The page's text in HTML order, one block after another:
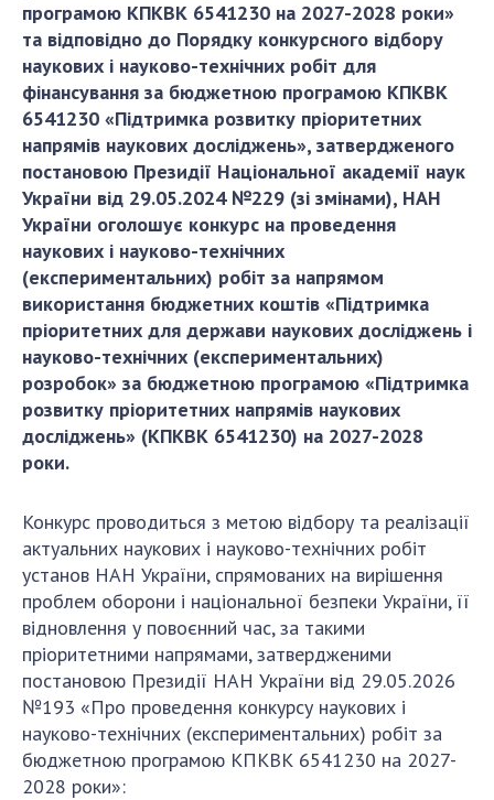
Громадські організації
ДІЯЛЬНІСТЬ
Засідання Президії НАН України
Сесії Загальних зборів НАН України
Річні звіти НАН України
Річні фінансові звіти НАН України
Наукові публікації та видавнича діяльність
Охорона прав інтелектуальної власності та
трансфер технологій в наукових установах
Наукові об'єкти, що становлять національне
надбання
Центри колективного користування
Оцінювання ефективності діяльності
наукових установ
Конкурси наукових досліджень НАН України
Відкрита наука в НАН України
Підготовка наукових кадрів
Робота з молоддю
МІЖНАРОДНЕ СПІВРОБІТНИЦТВО
програмою КПКВК 6541230 на 2027-2028 роки»
та відповідно до Порядку конкурсного відбору
наукових і науково-технічних робіт для
фінансування за бюджетною програмою КПКВК
6541230 «Підтримка розвитку пріоритетних
напрямів наукових досліджень», затвердженого
постановою Президії Національної академії наук
України від 29.05.2024 №229 (зі змінами), НАН
України оголошує конкурс на проведення
наукових і науково-технічних
(експериментальних) робіт за напрямом
використання бюджетних коштів «Підтримка
пріоритетних для держави наукових досліджень і
науково-технічних (експериментальних)
розробок» за бюджетною програмою «Підтримка
розвитку пріоритетних напрямів наукових
досліджень» (КПКВК 6541230) на 2027-2028
роки.
Конкурс проводиться з метою відбору та реалізації
актуальних наукових і науково-технічних робіт
установ НАН України, спрямованих на вирішення
проблем оборони і національної безпеки України, її
відновлення у повоєнний час, за такими
пріоритетними напрямами, затвердженими
постановою Президії НАН України від 29.05.2026
№193 «Про проведення конкурсу наукових і
науково-технічних (експериментальних) робіт за
бюджетною програмою КПКВК 6541230 на 2027-
2028 роки»: